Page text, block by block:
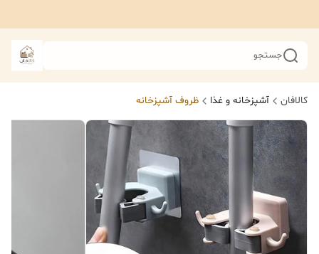
جستجو
کالافان آشپزخانه و غذا ظروف آشپزخانه